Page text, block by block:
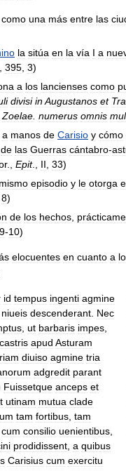
como una más entre las
la sitúa en la vía I a
395 3)
a los lancienses como
divisi inAugustanos et
Zoelae numerus omnis
a manos de Carisio y cómo
de las Guerras cántabro-
., Epit., II 33)
mismo episodio y le otorga
8)
de los hechos
9-10)
elocuentes en cuanto a
id tempus ingenti agmine
niueis descenderant Nec
ut barbaris impes
castris apud Asturam
diuiso agmine tria
adgredit parant
Fuissetque anceps et
utinam mutua clade
tam fortibus tam
cum consilio uenientibus
prodidissent a quibus
Carisius cum exercitu